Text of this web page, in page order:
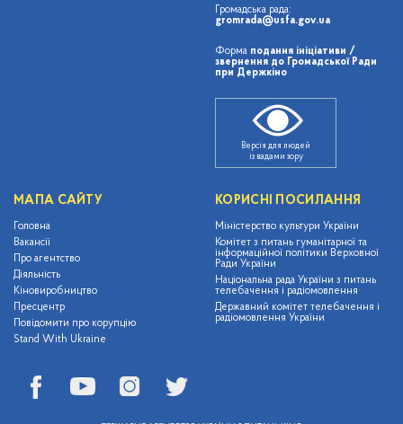
Громадська рада:
gromrada@usfa.gov.ua
Форма подання ініціативи /
звернення до Громадської Ради
при Держкіно
Версія для людей
із вадами зору
МАПА САЙТУ
Головна
Вакансії
Про агентство
Діяльність
Кіновиробництво
Пресцентр
Повідомити про корупцію
Stand With Ukraine
КОРИСНІ ПОСИЛАННЯ
Міністерство культури України
Комітет з питань гуманітарної та
інформаційної політики Верховної
Ради України
Національна рада України з питань
телебачення і радіомовлення
Державний комітет телебачення і
радіомовлення України